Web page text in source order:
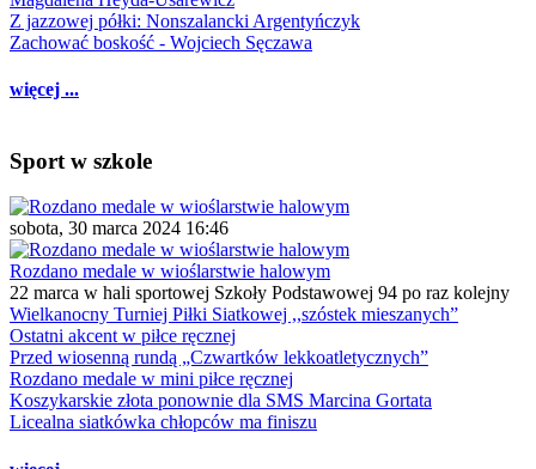
Z jazzowej półki: Nonszalancki Argentyńczyk
Zachować boskość - Wojciech Sęczawa
więcej ...
Sport w szkole
sobota, 30 marca 2024 16:46
Rozdano medale w wioślarstwie halowym
22 marca w hali sportowej Szkoły Podstawowej 94 po raz kolejny
Wielkanocny Turniej Piłki Siatkowej ,,szóstek mieszanych”
Ostatni akcent w piłce ręcznej
Przed wiosenną rundą „Czwartków lekkoatletycznych”
Rozdano medale w mini piłce ręcznej
Koszykarskie złota ponownie dla SMS Marcina Gortata
Licealna siatkówka chłopców ma finiszu